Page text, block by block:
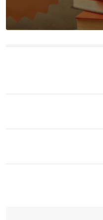
الهندسية التي ارتبطت
ومصر خاصة، حيث يحرص
الواجهات